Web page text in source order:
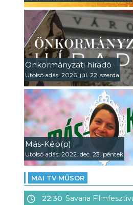
Önkormányzati híradó
Utolsó adás: 2026. júl. 22. szerda
Más-Kép(p)
Utolsó adás: 2022. dec. 23. péntek
MAI TV MŰSOR
22:30 Savaria